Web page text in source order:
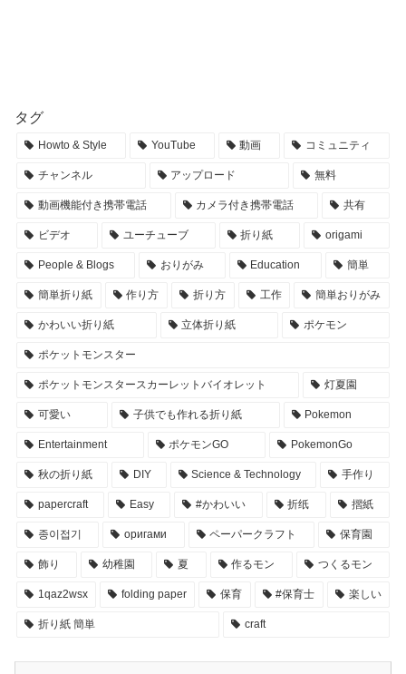
タグ
Howto & Style YouTube 動画 コミュニティ
チャンネル アップロード 無料
動画機能付き携帯電話 カメラ付き携帯電話 共有
ビデオ ユーチューブ 折り紙 origami
People & Blogs おりがみ Education 簡単
簡単折り紙 作り方 折り方 工作 簡単おりがみ
かわいい折り紙 立体折り紙 ポケモン
ポケットモンスター
ポケットモンスタースカーレットバイオレット 灯夏園
可愛い 子供でも作れる折り紙 Pokemon
Entertainment ポケモンGO PokemonGo
秋の折り紙 DIY Science & Technology 手作り
papercraft Easy #かわいい 折纸 摺紙
종이접기 оригами ペーパークラフト 保育園
飾り 幼稚園 夏 作るモン つくるモン
1qaz2wsx folding paper 保育 #保育士 楽しい
折り紙 簡単 craft